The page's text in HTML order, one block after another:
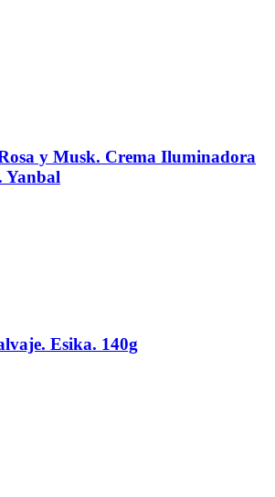
y Musk. Crema Iluminadora
Yanbal
Esika. 140g